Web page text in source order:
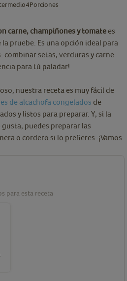
4Porciones
carne, champiñones y tomate es
pruebe. Es una opción ideal para
combinar setas, verduras y carne
para tú paladar!
nuestra receta es muy fácil de
de alcachofa congelados de
y listos para preparar. Y, si la
puedes preparar las
o cordero si lo prefieres. ¡Vamos
para esta receta